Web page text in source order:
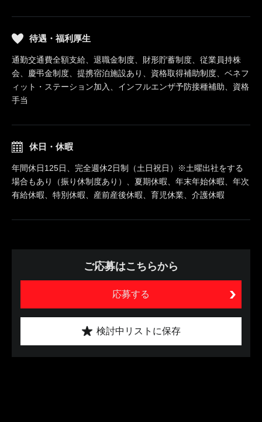
待遇・福利厚生
通勤交通費全額支給、退職金制度、財形貯蓄制度、従業員持株
会、慶弔金制度、提携宿泊施設あり、資格取得補助制度、ベネフ
ィット・ステーション加入、インフルエンザ予防接種補助、資格
手当
休日・休暇
年間休日125日、完全週休2日制（土日祝日）※土曜出社をする
場合もあり（振り休制度あり）、夏期休暇、年末年始休暇、年次
有給休暇、特別休暇、産前産後休暇、育児休業、介護休暇
ご応募はこちらから
応募する
検討中リストに保存